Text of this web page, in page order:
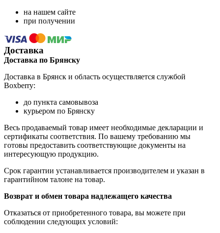
на нашем сайте
при получении
Доставка
Доставка по Брянску
Доставка в Брянск и область осуществляется службой
Boxberry:
до пункта самовывоза
курьером по Брянску
Весь продаваемый товар имеет необходимые декларации и
сертификаты соответствия. По вашему требованию мы
готовы предоставить соответствующие документы на
интересующую продукцию.
Срок гарантии устанавливается производителем и указан в
гарантийном талоне на товар.
Возврат и обмен товара надлежащего качества
Отказаться от приобретенного товара, вы можете при
соблюдении следующих условий: